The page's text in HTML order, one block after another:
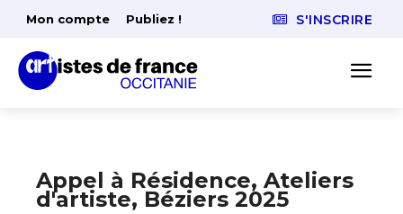
Mon compte Publiez ! S'INSCRIRE
Appel à Résidence, Ateliers
d'artiste, Béziers 2025